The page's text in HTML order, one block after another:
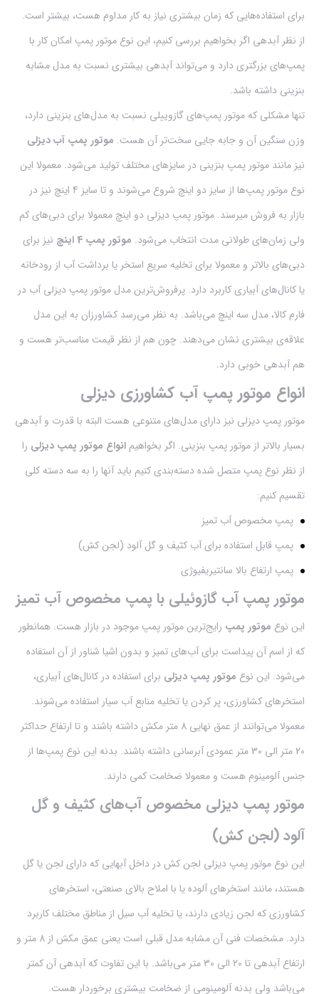
برای استفاده‌هایی که زمان بیشتری نیاز به کار مداوم هست، بیشتر است.
از نظر آبدهی اگر بخواهیم بررسی کنیم، این نوع موتور پمپ امکان کار با
پمپ‌های بزرگتری دارد و می‌تواند آبدهی بیشتری نسبت به مدل مشابه
بنزینی داشته باشد.
تنها مشکلی که موتور پمپ‌های گازوییلی نسبت به‌ مدل‌های بنزینی دارد،
وزن سنگین آن و جابه جایی سخت‌تر آن هست. موتور پمپ آب دیزلی
نیز مانند موتور پمپ‌ بنزینی در سایزهای مختلف تولید می‌شود. معمولا این
نوع موتور پمپ‌ها از سایز دو اینچ شروع می‌شوند و تا سایز 4 اینچ نیز در
بازار به فروش میرسند. موتور پمپ دیزلی دو اینچ معمولا برای دبی‌های کم
ولی زمان‌های طولانی مدت انتخاب می‌شود. موتور پمپ‌ 4 اینچ
نیز برای
دبی‌های بالاتر و معمولا برای تخلیه سریع استخر یا برداشت آب از رودخانه
یا کانال‌های آبیاری کاربرد دارد. پرفروش‌ترین مدل موتور پمپ دیزلی آب در
فارم کالا، مدل سه اینچ می‌باشد. به نظر می‌رسد کشاورزان به این مدل
علاقه‌ی بیشتری نشان می‌دهند. چون هم از نظر قیمت مناسب‌تر هست و
هم آبدهی خوبی دارد.
انواع موتور پمپ آب کشاورزی دیزلی
موتور پمپ دیزلی نیز دارای مدل‌های متنوعی هست البته با قدرت و آبدهی
بسیار بالاتر از موتور پمپ‌ بنزینی. اگر بخواهیم انواع موتور پمپ‌ دیزلی را
از نظر نوع پمپ متصل شده دسته‌بندی کنیم باید آنها را به سه دسته کلی
تقسیم کنیم:
پمپ مخصوص آب تمیز
پمپ قابل استفاده برای آب کثیف و گل آلود (لجن کش)
پمپ ارتفاع بالا سانتیریفیوژی
موتور پمپ آب گازوئیلی با پمپ مخصوص آب تمیز
این نوع موتور پمپ رایج‌ترین موتور پمپ موجود در بازار هست. همانطور
که از اسم آن پیداست برای آب‌های تمیز و بدون اشیا شناور از آن استفاده
می‌شود. این نوع موتور پمپ دیزلی برای استفاده در کانال‌های آبیاری،
استخرهای کشاورزی، پر کردن یا تخلیه منابع آب سیار استفاده می‌شوند.
معمولا می‌توانند از عمق نهایی 8 متر مکش داشته باشند و تا ارتفاع حداکثر
20 متر الی 30 متر عمودی آبرسانی داشته باشند. بدنه این نوع پمپ‌ها از
جنس آلومینوم هست و معمولا ضخامت کمی دارند.
موتور پمپ دیزلی مخصوص آب‌های کثیف و گل
آلود (لجن کش)
این نوع موتور پمپ دیزلی لجن کش در داخل آبهایی که دارای لجن یا گل
هستند، مانند استخرهای آلوده یا با املاح بالای صنعتی، استخرهای
کشاورزی که لجن زیادی دارند، یا تخلیه آب سیل از مناطق مختلف کاربرد
دارد. مشخصات فنی آن مشابه مدل قبلی است یعنی عمق مکش از 8 متر و
ارتفاع آبدهی تا 20 الی 30 متر می‌باشد. با این تفاوت که آبدهی آن کمتر
می‌باشد ولی بدنه آلومینومی از ضخامت بیشتری برخوردار هست.